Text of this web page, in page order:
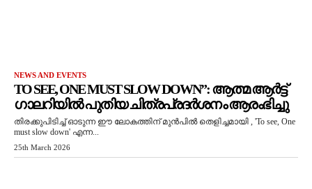
NEWS AND EVENTS
TO SEE, ONE MUST SLOW DOWN”: ആത്മ ആർട്ട്
ഗാലറിയിൽ പുതിയ ചിത്രപ്രദർശനം ആരംഭിച്ചു
തിരക്കുപിടിച്ച് ഓടുന്ന ഈ ലോകത്തിന് മുൻപിൽ തെളിച്ചമായി , 'To see, One
must slow down' എന്ന...
25th March 2026